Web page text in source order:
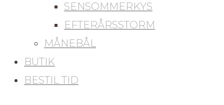
SENSOMMERKYS
EFTERÅRSSTORM
MÅNEBÅL
BUTIK
BESTIL TID